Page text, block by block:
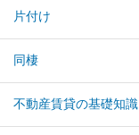
片付け
同棲
不動産賃貸の基礎知識